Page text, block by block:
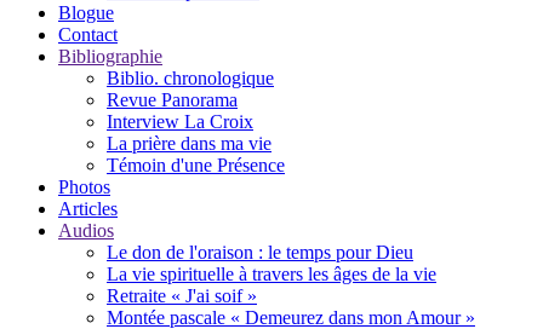
Blogue
Contact
Bibliographie
Biblio. chronologique
Revue Panorama
Interview La Croix
La prière dans ma vie
Témoin d'une Présence
Photos
Articles
Audios
Le don de l'oraison : le temps pour Dieu
La vie spirituelle à travers les âges de la vie
Retraite « J'ai soif »
Montée pascale « Demeurez dans mon Amour »